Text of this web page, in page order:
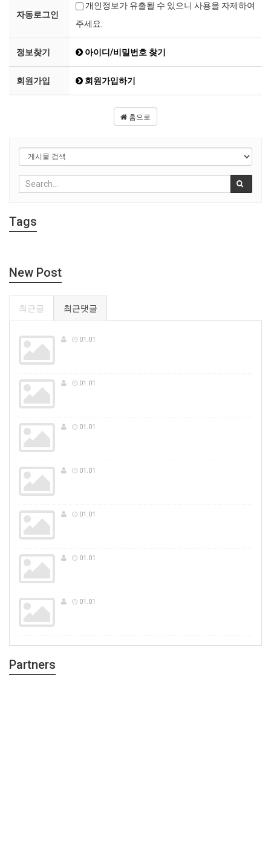
자동로그인
개인정보가 유출될 수 있으니 사용을 자제하여
주세요.
정보찾기 아이디/비밀번호 찾기
회원가입 회원가입하기
홈으로
Tags
New Post
최근글 최근댓글
01.01
01.01
01.01
01.01
01.01
01.01
01.01
Partners